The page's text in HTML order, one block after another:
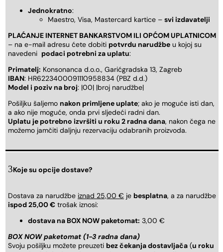
Jednokratno:
Maestro, Visa, Mastercard kartice – svi izdavatelji
PLAĆANJE INTERNET BANKARSTVOM ILI OPĆOM UPLATNICOM
– na e-mail adresu ćete dobiti potvrdu narudžbe u kojoj su
navedeni podaci potrebni za uplatu:
Primatelj: Konsonanca d.o.o., Garićgradska 13, Zagreb
IBAN: HR6223400091110958834 (PBZ d.d.)
Model i poziv na broj: |00| |broj narudžbe|
Pošiljku šaljemo nakon primljene uplate; ako je moguće isti dan,
a ako nije moguće, onda prvi sljedeći radni dan.
Uplatu je potrebno izvršiti u roku 2 radna dana, nakon čega ne
možemo jamčiti daljnju rezervaciju odabranih proizvoda.
Koje su opcije dostave?
Dostava za narudžbe iznad 25,00 € je besplatna, a za narudžbe
ispod 25,00 € trošak iznosi:
dostava na BOX NOW paketomat: 3,00 €
BOX NOW paketomat (1-3 radna dana)
Svoju pošiljku možete preuzeti bez čekanja dostavljača (u roku